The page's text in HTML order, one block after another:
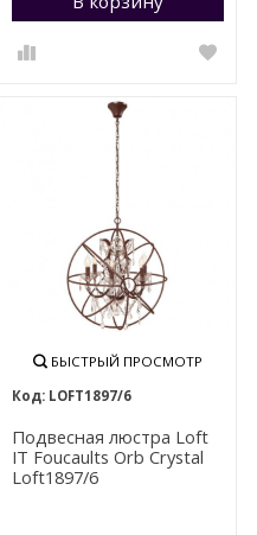
БЫСТРЫЙ ПРОСМОТР
LOFT1897/6
Подвесная люстра Loft
IT Foucaults Orb Crystal
Loft1897/6